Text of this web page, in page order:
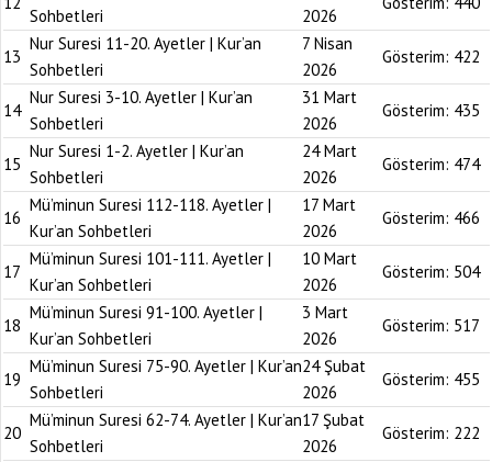
Sohbetleri
2026
13
Nur Suresi 11-20. Ayetler | Kur’an
Sohbetleri
7 Nisan
2026
Gösterim: 422
14
Nur Suresi 3-10. Ayetler | Kur’an
Sohbetleri
31 Mart
2026
Gösterim: 435
15
Nur Suresi 1-2. Ayetler | Kur’an
Sohbetleri
24 Mart
2026
Gösterim: 474
16
Mü’minun Suresi 112-118. Ayetler |
Kur’an Sohbetleri
17 Mart
2026
Gösterim: 466
17
Mü’minun Suresi 101-111. Ayetler |
Kur’an Sohbetleri
10 Mart
2026
Gösterim: 504
18
Mü’minun Suresi 91-100. Ayetler |
Kur’an Sohbetleri
3 Mart
2026
Gösterim: 517
19
Mü’minun Suresi 75-90. Ayetler | Kur’an
Sohbetleri
24 Şubat
2026
Gösterim: 455
20
Mü’minun Suresi 62-74. Ayetler | Kur’an
Sohbetleri
17 Şubat
2026
Gösterim: 222